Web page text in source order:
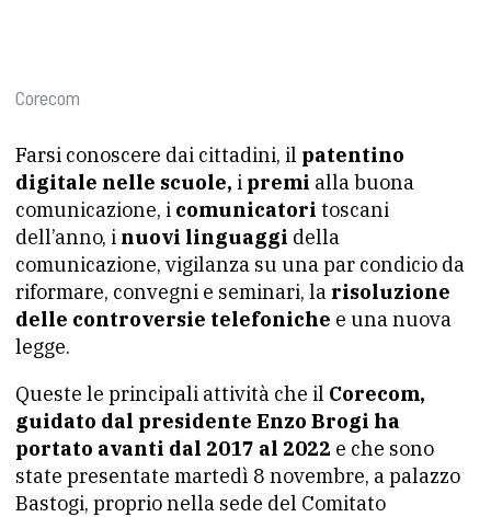
Corecom
Farsi conoscere dai cittadini, il patentino
digitale nelle scuole, i premi alla buona
comunicazione, i comunicatori toscani
dell’anno, i nuovi linguaggi della
comunicazione, vigilanza su una par condicio da
riformare, convegni e seminari, la risoluzione
delle controversie telefoniche e una nuova
legge.
Queste le principali attività che il Corecom,
guidato dal presidente Enzo Brogi ha
portato avanti dal 2017 al 2022 e che sono
state presentate martedì 8 novembre, a palazzo
Bastogi, proprio nella sede del Comitato